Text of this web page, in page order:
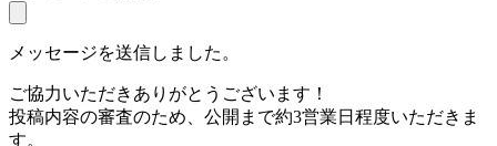
メッセージを送信しました。
ご協力いただきありがとうございます！
投稿内容の審査のため、公開まで約3営業日程度いただきま
す。